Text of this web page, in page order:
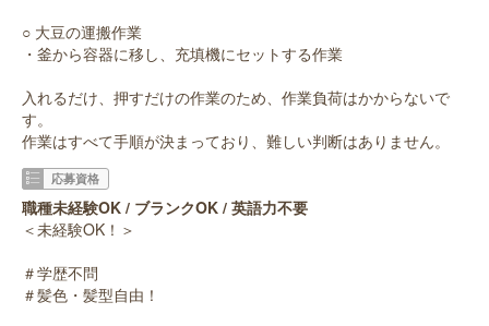
○ 大豆の運搬作業
・釜から容器に移し、充填機にセットする作業
入れるだけ、押すだけの作業のため、作業負荷はかからないで
す。
作業はすべて手順が決まっており、難しい判断はありません。
応募資格
職種未経験OK / ブランクOK / 英語力不要
＜未経験OK！＞
＃学歴不問
＃髪色・髪型自由！